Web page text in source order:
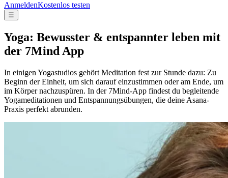
AnmeldenKostenlos testen
☰
Yoga: Bewusster & entspannter leben mit
der 7Mind App
In einigen Yogastudios gehört Meditation fest zur Stunde dazu: Zu
Beginn der Einheit, um sich darauf einzustimmen oder am Ende, um
im Körper nachzuspüren. In der 7Mind-App findest du begleitende
Yogameditationen und Entspannungsübungen, die deine Asana-
Praxis perfekt abrunden.